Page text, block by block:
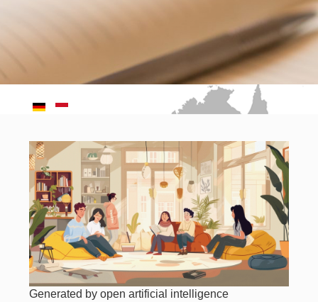
Generated by open artificial intelligence